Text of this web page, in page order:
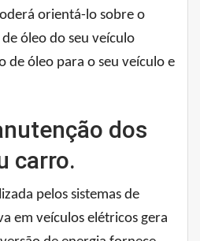
orientá-lo sobre o
óleo do seu veículo
de óleo para o seu veículo e
dos
carro.
pelos sistemas de
em veículos elétricos gera